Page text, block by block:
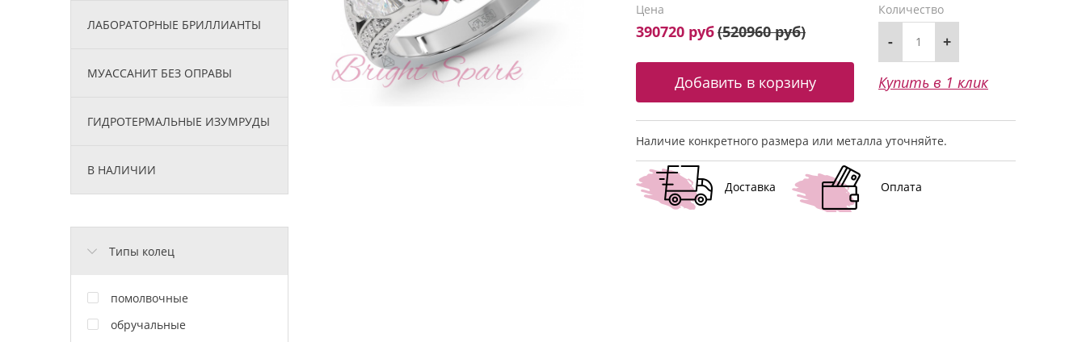
ЛАБОРАТОРНЫЕ БРИЛЛИАНТЫ
МУАССАНИТ БЕЗ ОПРАВЫ
ГИДРОТЕРМАЛЬНЫЕ ИЗУМРУДЫ
В НАЛИЧИИ
Типы колец
помолвочные
обручальные
Цена
390720 руб(520960 руб)
Количество
- +
Купить в 1 клик
Наличие конкретного размера или металла уточняйте.
Доставка Оплата